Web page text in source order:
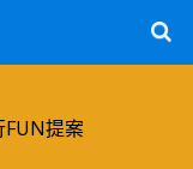
FUN提案